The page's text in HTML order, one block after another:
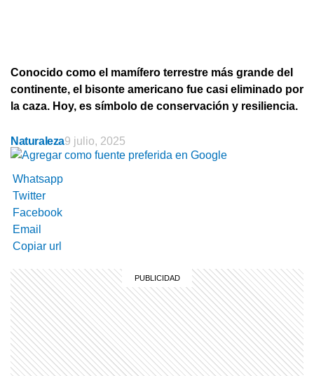
Conocido como el mamífero terrestre más grande del
continente, el bisonte americano fue casi eliminado por
la caza. Hoy, es símbolo de conservación y resiliencia.
Naturaleza9 julio, 2025
Whatsapp
Twitter
Facebook
Email
Copiar url